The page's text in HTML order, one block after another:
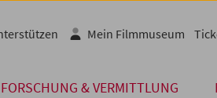
FORSCHUNG & VERMITTLUNG
Mein Filmmuseum